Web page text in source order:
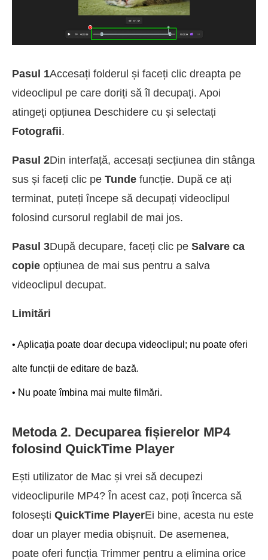
Pasul 1Accesați folderul și faceți clic dreapta pe
videoclipul pe care doriți să îl decupați. Apoi
atingeți opțiunea Deschidere cu și selectați
Fotografii.
Pasul 2Din interfață, accesați secțiunea din stânga
sus și faceți clic pe Tunde funcție. După ce ați
terminat, puteți începe să decupați videoclipul
folosind cursorul reglabil de mai jos.
Pasul 3După decupare, faceți clic pe Salvare ca
copie opțiunea de mai sus pentru a salva
videoclipul decupat.
Limitări
• Aplicația poate doar decupa videoclipul; nu poate oferi
alte funcții de editare de bază.
• Nu poate îmbina mai multe filmări.
Metoda 2. Decuparea fișierelor MP4
folosind QuickTime Player
Ești utilizator de Mac și vrei să decupezi
videoclipurile MP4? În acest caz, poți încerca să
folosești QuickTime PlayerEi bine, acesta nu este
doar un player media obișnuit. De asemenea,
poate oferi funcția Trimmer pentru a elimina orice